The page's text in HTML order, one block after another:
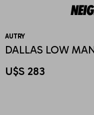
AUTRY
DALLAS LOW
U$S 283